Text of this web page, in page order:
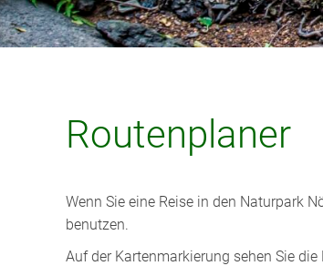
Routenplaner
Wenn Sie eine Reise in den Naturpark
benutzen.
Auf der Kartenmarkierung sehen Sie